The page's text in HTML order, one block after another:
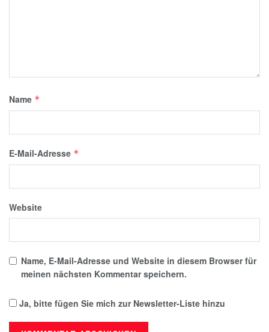
Name *
E-Mail-Adresse *
Website
Name, E-Mail-Adresse und Website in diesem Browser für
meinen nächsten Kommentar speichern.
Ja, bitte fügen Sie mich zur Newsletter-Liste hinzu